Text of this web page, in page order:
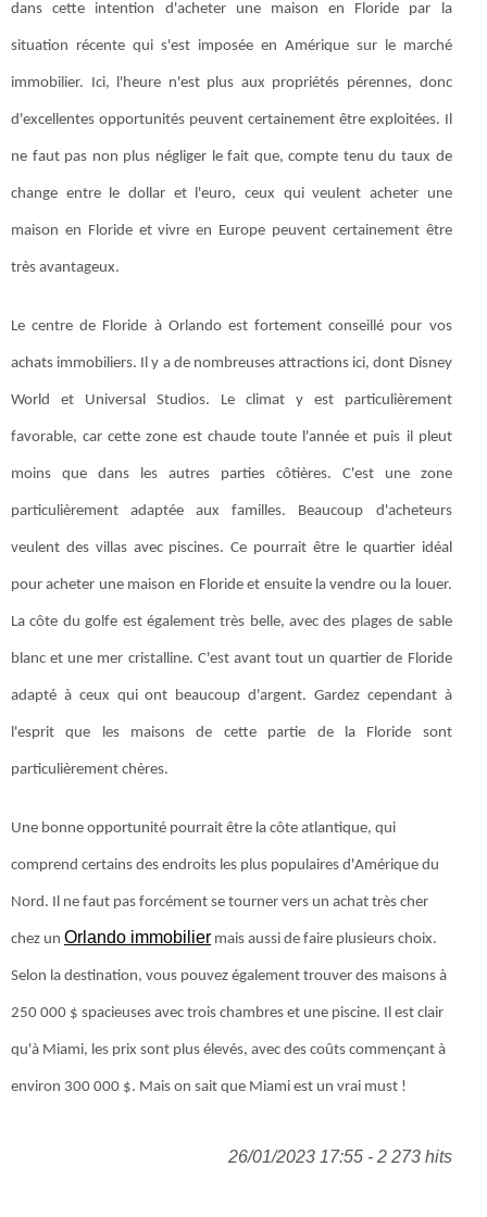
dans cette intention d'acheter une maison en Floride par la
situation récente qui s'est imposée en Amérique sur le marché
immobilier. Ici, l'heure n'est plus aux propriétés pérennes, donc
d'excellentes opportunités peuvent certainement être exploitées. Il
ne faut pas non plus négliger le fait que, compte tenu du taux de
change entre le dollar et l'euro, ceux qui veulent acheter une
maison en Floride et vivre en Europe peuvent certainement être
très avantageux.
Le centre de Floride à Orlando est fortement conseillé pour vos
achats immobiliers. Il y a de nombreuses attractions ici, dont Disney
World et Universal Studios. Le climat y est particulièrement
favorable, car cette zone est chaude toute l'année et puis il pleut
moins que dans les autres parties côtières. C'est une zone
particulièrement adaptée aux familles. Beaucoup d'acheteurs
veulent des villas avec piscines. Ce pourrait être le quartier idéal
pour acheter une maison en Floride et ensuite la vendre ou la louer.
La côte du golfe est également très belle, avec des plages de sable
blanc et une mer cristalline. C'est avant tout un quartier de Floride
adapté à ceux qui ont beaucoup d'argent. Gardez cependant à
l'esprit que les maisons de cette partie de la Floride sont
particulièrement chères.
Une bonne opportunité pourrait être la côte atlantique, qui
comprend certains des endroits les plus populaires d'Amérique du
Nord. Il ne faut pas forcément se tourner vers un achat très cher
chez un Orlando immobilier mais aussi de faire plusieurs choix.
Selon la destination, vous pouvez également trouver des maisons à
250 000 $ spacieuses avec trois chambres et une piscine. Il est clair
qu'à Miami, les prix sont plus élevés, avec des coûts commençant à
environ 300 000 $. Mais on sait que Miami est un vrai must !
26/01/2023 17:55 - 2 273 hits